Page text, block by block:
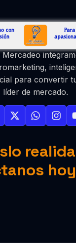
Mercadeo
para convertir
líder de mercado.